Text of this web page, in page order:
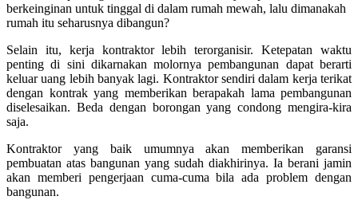
berkeinginan untuk tinggal di dalam rumah mewah, lalu dimanakah
rumah itu seharusnya dibangun?
Selain itu, kerja kontraktor lebih terorganisir.Ketepatan waktu
penting di sini dikarnakan molornya pembangunan dapat berarti
keluar uang lebih banyak lagi. Kontraktor sendiri dalam kerja terikat
dengan kontrak yang memberikan berapakah lama pembangunan
diselesaikan. Beda dengan borongan yang condong mengira-kira
saja.
Kontraktor yang baik umumnya akan memberikan garansi
pembuatan atas bangunan yang sudah diakhirinya. Ia berani jamin
akan memberi pengerjaan cuma-cuma bila ada problem dengan
bangunan.